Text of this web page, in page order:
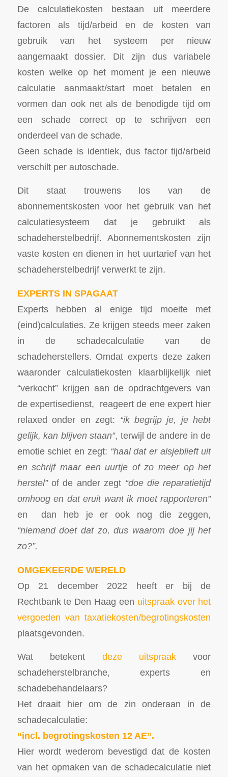
De calculatiekosten bestaan uit meerdere
factoren als tijd/arbeid en de kosten van
gebruik van het systeem per nieuw
aangemaakt dossier. Dit zijn dus variabele
kosten welke op het moment je een nieuwe
calculatie aanmaakt/start moet betalen en
vormen dan ook net als de benodigde tijd om
een schade correct op te schrijven een
onderdeel van de schade.
Geen schade is identiek, dus factor tijd/arbeid
verschilt per autoschade.
Dit staat trouwens los van de
abonnementskosten voor het gebruik van het
calculatiesysteem dat je gebruikt als
schadeherstelbedrijf. Abonnementskosten zijn
vaste kosten en dienen in het uurtarief van het
schadeherstelbedrijf verwerkt te zijn.
EXPERTS IN SPAGAAT
Experts hebben al enige tijd moeite met
(eind)calculaties. Ze krijgen steeds meer zaken
in de schadecalculatie van de
schadeherstellers. Omdat experts deze zaken
waaronder calculatiekosten klaarblijkelijk niet
“verkocht” krijgen aan de opdrachtgevers van
de expertisedienst, reageert de ene expert hier
relaxed onder en zegt: “ik begrijp je, je hebt
gelijk, kan blijven staan”, terwijl de andere in de
emotie schiet en zegt: “haal dat er alsjeblieft uit
en schrijf maar een uurtje of zo meer op het
herstel”of de ander zegt “doe die reparatietijd
omhoog en dat eruit want ik moet rapporteren”
en dan heb je er ook nog die zeggen,
“niemand doet dat zo, dus waarom doe jij het
zo?”.
OMGEKEERDE WERELD
Op 21 december 2022 heeft er bij de
Rechtbank te Den Haag een uitspraak over het
vergoeden van taxatiekosten/begrotingskosten
plaatsgevonden.
Wat betekent deze uitspraakvoor
schadeherstelbranche, experts en
schadebehandelaars?
Het draait hier om de zin onderaan in de
schadecalculatie:
“incl. begrotingskosten 12 AE”.
Hier wordt wederom bevestigd dat de kosten
van het opmaken van de schadecalculatie niet